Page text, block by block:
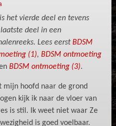
het vierde deel en tevens
deel in een
Lees eerstBDSM
(1), BDSM ontmoeting
BDSM ontmoeting (3).
mijn hoofd naar de grond
kijk ik naar de vloer van
is stil. Ik weet niet waar Ze
is goed voelbaar.